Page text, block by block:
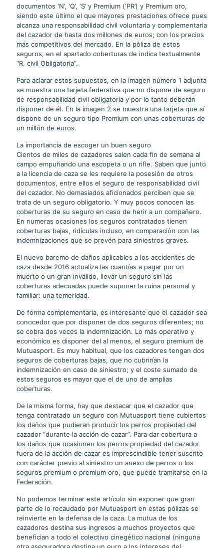
documentos ‘N’, ‘Q’, ‘S’ y Premium (‘PR’) y Premium oro,
siendo este último el que mayores prestaciones ofrece pues
alcanza una responsabilidad civil voluntaria y complementaria
del cazador de hasta dos millones de euros; con los precios
más competitivos del mercado. En la póliza de estos
seguros, en el apartado coberturas de indica textualmente
“R. civil Obligatoria”.
Para aclarar estos supuestos, en la imagen número 1 adjunta
se muestra una tarjeta federativa que no dispone de seguro
de responsabilidad civil obligatoria y por lo tanto deberán
disponer de él. En la imagen 2 se muestra una tarjeta que sí
dispone de un seguro tipo Premium con unas coberturas de
un millón de euros.
La importancia de escoger un buen seguro
Cientos de miles de cazadores salen cada fin de semana al
campo empuñando una escopeta o un rifle. Saben que junto
a la licencia de caza se les requiere la posesión de otros
documentos, entre ellos el seguro de responsabilidad civil
del cazador. No demasiados aficionados perciben que se
trata de un seguro obligatorio. Y muy pocos conocen las
coberturas de su seguro en caso de herir a un compañero.
En numeras ocasiones los seguros contratados tienen
coberturas bajas, ridículas incluso, en comparación con las
indemnizaciones que se prevén para siniestros graves.
El nuevo baremo de daños aplicables a los accidentes de
caza desde 2016 actualiza las cuantías a pagar por un
muerto o un gran inválido, llevar un seguro sin las
coberturas adecuadas puede suponer la ruina personal y
familiar: una temeridad.
De forma complementaria, es interesante que el cazador sea
conocedor que por disponer de dos seguros diferentes; no
se cobra dos veces la indemnización. Lo más operativo y
económico es disponer del al menos, el seguro premium de
Mutuasport. Es muy habitual, que los cazadores tengan dos
seguros de coberturas bajas, que no cubrirían la
indemnización en caso de siniestro; y el coste sumado de
estos seguros es mayor que el de uno de amplias
coberturas.
De la misma forma, hay que destacar que el cazador que
tenga contratado un seguro con Mutuasport tiene cubiertos
los daños que pudieran producir los perros propiedad del
cazador “durante la acción de cazar”. Para dar cobertura a
los daños que ocasionen los perros propiedad del cazador
fuera de la acción de cazar es imprescindible tener suscrito
con carácter previo al siniestro un anexo de perros o los
seguros premium o premium oro, que puede tramitarse en la
Federación.
No podemos terminar este artículo sin exponer que gran
parte de lo recaudado por Mutuasport en estas pólizas se
reinvierte en la defensa de la caza. La mutua de los
cazadores destina sus ingresos a muchos proyectos que
benefician a todo el colectivo cinegético nacional (ninguna